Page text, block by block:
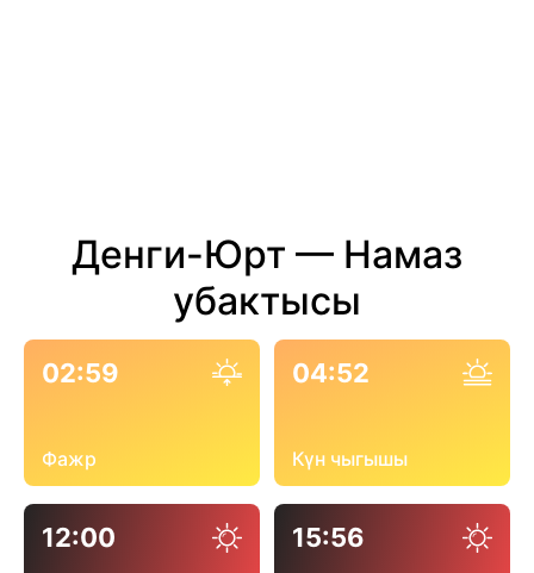
Денги-Юрт — Намаз
убактысы
02:59
Фажр
04:52
Күн чыгышы
12:00 15:56